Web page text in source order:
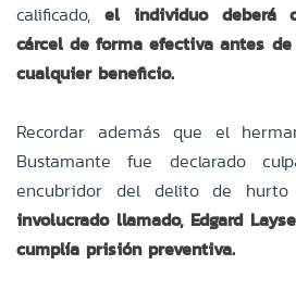
calificado, el individuo deberá
cárcel de forma efectiva antes
cualquier beneficio.
Recordar además que el
Bustamante fue declarado
encubridor del delito de
involucrado llamado, Edgard
cumplía prisión preventiva.